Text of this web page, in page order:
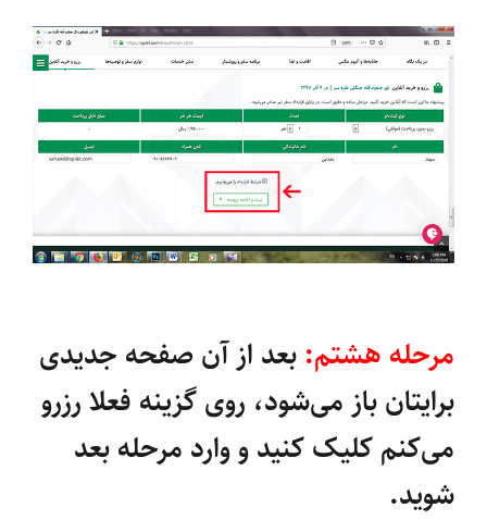
مرحله هشتم: بعد از آن صفحه جدیدی
برایتان باز می‌شود، روی گزینه فعلا رزرو
می‌کنم کلیک کنید و وارد مرحله بعد
شوید.